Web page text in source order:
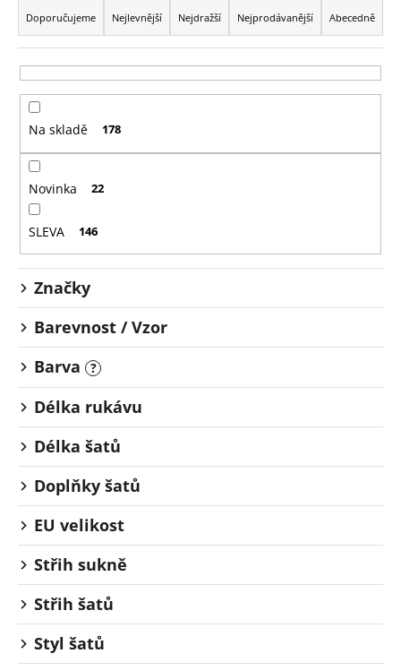
a
z
e
n
p
r
o
d
u
k
t
ů
Doporučujeme Nejlevnější Nejdražší Nejprodávanější Abecedně
Na skladě 178
Novinka 22
SLEVA 146
Značky
Barevnost / Vzor
Barva
?
Délka rukávu
Délka šatů
Doplňky šatů
EU velikost
Střih sukně
Střih šatů
Styl šatů
D
o
o
r
u
u
m